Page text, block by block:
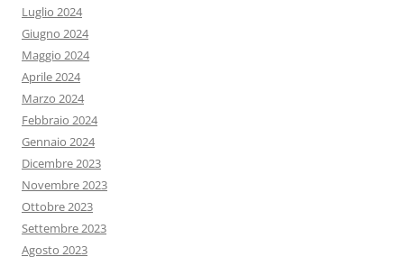
Luglio 2024
Giugno 2024
Maggio 2024
Aprile 2024
Marzo 2024
Febbraio 2024
Gennaio 2024
Dicembre 2023
Novembre 2023
Ottobre 2023
Settembre 2023
Agosto 2023